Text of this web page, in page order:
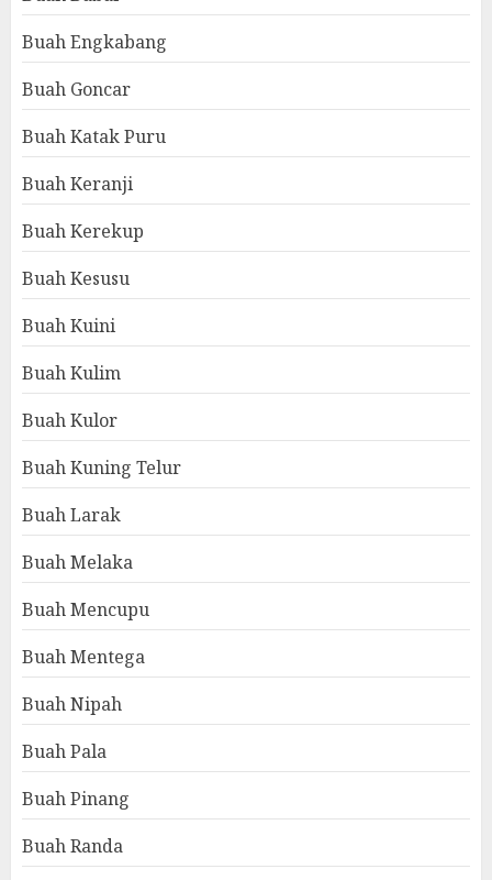
Buah Engkabang
Buah Goncar
Buah Katak Puru
Buah Keranji
Buah Kerekup
Buah Kesusu
Buah Kuini
Buah Kulim
Buah Kulor
Buah Kuning Telur
Buah Larak
Buah Melaka
Buah Mencupu
Buah Mentega
Buah Nipah
Buah Pala
Buah Pinang
Buah Randa